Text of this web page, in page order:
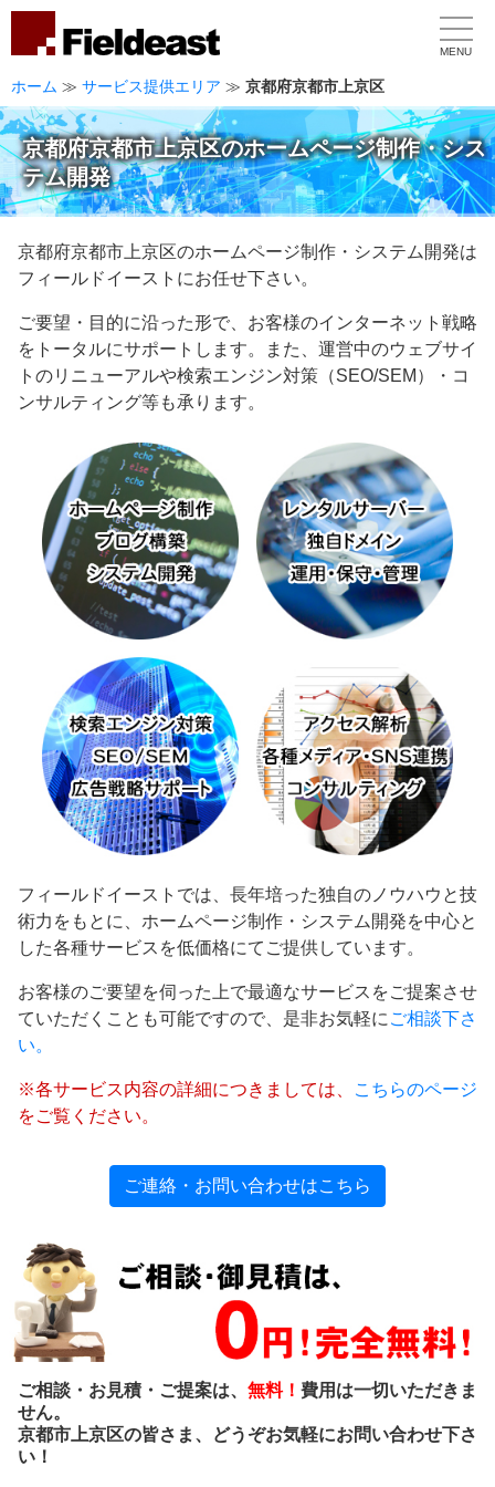
MENU
ホーム ≫ サービス提供エリア ≫ 京都府京都市上京区
京都府京都市上京区のホームページ制作・シス
テム開発
京都府京都市上京区のホームページ制作・システム開発は
フィールドイーストにお任せ下さい。
ご要望・目的に沿った形で、お客様のインターネット戦略
をトータルにサポートします。また、運営中のウェブサイ
トのリニューアルや検索エンジン対策（SEO/SEM）・コ
ンサルティング等も承ります。
フィールドイーストでは、長年培った独自のノウハウと技
術力をもとに、ホームページ制作・システム開発を中心と
した各種サービスを低価格にてご提供しています。
お客様のご要望を伺った上で最適なサービスをご提案させ
ていただくことも可能ですので、是非お気軽に ご相談下さ
い。
※各サービス内容の詳細につきましては、
こちらのページ
をご覧ください。
ご連絡・お問い合わせはこちら
ご相談・お見積・ご提案は、 無料！ 費用は一切いただきま
せん。
京都市上京区の皆さま、どうぞお気軽にお問い合わせ下さ
い！